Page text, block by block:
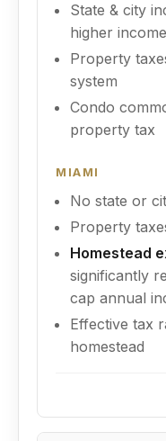
State & city
higher
Property
system
Condo
property tax
MIAMI
No state or
Property
Homestead
significantly
cap annual
Effective tax
homestead